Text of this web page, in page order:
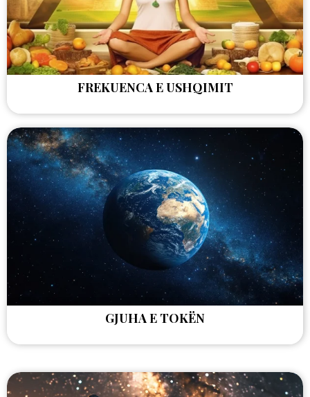
FREKUENCA E USHQIMIT
GJUHA E TOKËN